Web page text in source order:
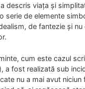
descris viaţa şi
serie de elemente
de fantezie şi nu
cum este cazul
a fost realizată sub
nu a mai avut niciun